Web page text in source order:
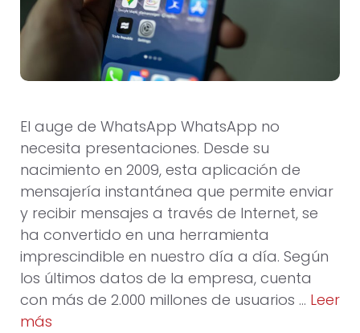
El auge de WhatsApp WhatsApp no
necesita presentaciones. Desde su
nacimiento en 2009, esta aplicación de
mensajería instantánea que permite enviar
y recibir mensajes a través de Internet, se
ha convertido en una herramienta
imprescindible en nuestro día a día. Según
los últimos datos de la empresa, cuenta
con más de 2.000 millones de usuarios … Leer
más